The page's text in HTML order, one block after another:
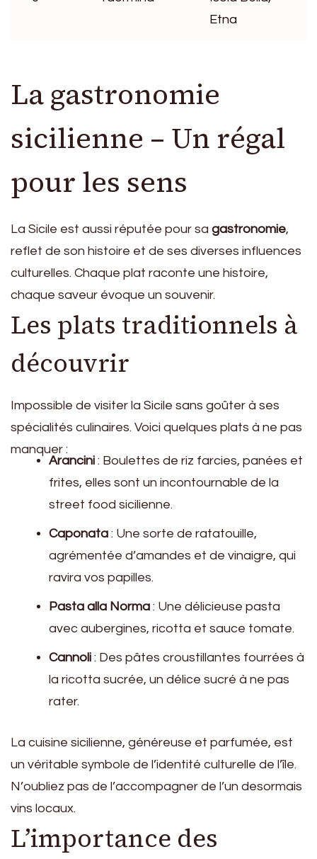
Etna
La gastronomie
sicilienne – Un régal
pour les sens
La Sicile est aussi réputée pour sa gastronomie,
reflet de son histoire et de ses diverses influences
culturelles. Chaque plat raconte une histoire,
chaque saveur évoque un souvenir.
Les plats traditionnels à
découvrir
Impossible de visiter la Sicile sans goûter à ses
spécialités culinaires. Voici quelques plats à ne pas
manquer :
Arancini : Boulettes de riz farcies, panées et
frites, elles sont un incontournable de la
street food sicilienne.
Caponata : Une sorte de ratatouille,
agrémentée d’amandes et de vinaigre, qui
ravira vos papilles.
Pasta alla Norma : Une délicieuse pasta
avec aubergines, ricotta et sauce tomate.
Cannoli : Des pâtes croustillantes fourrées à
la ricotta sucrée, un délice sucré à ne pas
rater.
La cuisine sicilienne, généreuse et parfumée, est
un véritable symbole de l’identité culturelle de l’île.
N’oubliez pas de l’accompagner de l’un desormais
vins locaux.
L’importance des